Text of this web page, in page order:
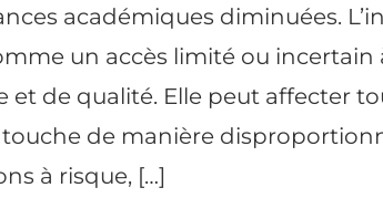
académiques diminuées.
un accès limité ou
et de qualité. Elle peut affecter
touche de manière
à risque, […]